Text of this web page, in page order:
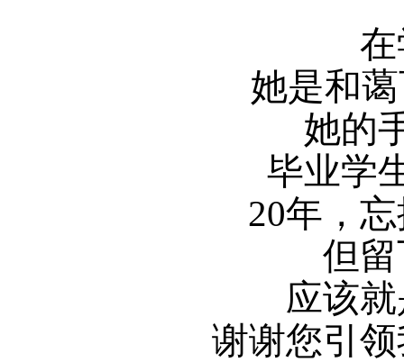
她是和
她的
毕业学
20年，
但
应该
谢谢您引